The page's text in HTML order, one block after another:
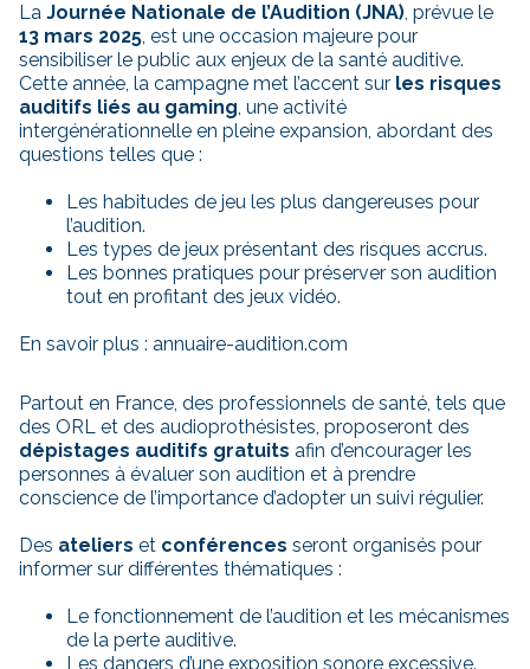
La Journée Nationale de l’Audition (JNA), prévue le
13 mars 2025, est une occasion majeure pour
sensibiliser le public aux enjeux de la santé auditive.
Cette année, la campagne met l’accent sur les risques
auditifs liés au gaming, une activité
intergénérationnelle en pleine expansion, abordant des
questions telles que :
Les habitudes de jeu les plus dangereuses pour
l’audition.
Les types de jeux présentant des risques accrus.
Les bonnes pratiques pour préserver son audition
tout en profitant des jeux vidéo.
En savoir plus : annuaire-audition.com
Partout en France, des professionnels de santé, tels que
des ORL et des audioprothésistes, proposeront des
dépistages auditifs gratuits afin d’encourager les
personnes à évaluer son audition et à prendre
conscience de l’importance d’adopter un suivi régulier.
Des ateliers et conférences seront organisés pour
informer sur différentes thématiques :
Le fonctionnement de l’audition et les mécanismes
de la perte auditive.
Les dangers d’une exposition sonore excessive.